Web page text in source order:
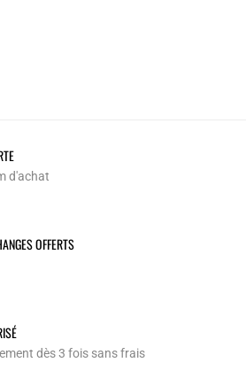
d'achat
OFFERTS
dès 3 fois sans frais